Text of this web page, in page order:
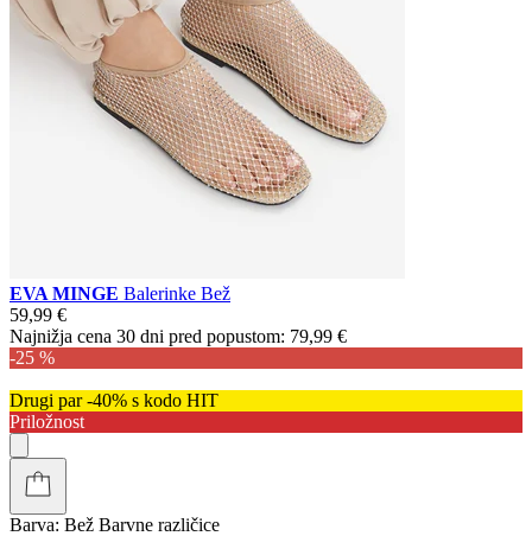
EVA MINGE Balerinke Bež
59,99 €
Najnižja cena 30 dni pred popustom: 79,99 €
-25 %
Drugi par -40% s kodo HIT
Priložnost
Barva: Bež Barvne različice